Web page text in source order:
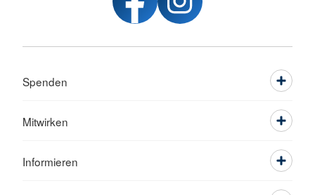
Spenden
Mitwirken
Informieren